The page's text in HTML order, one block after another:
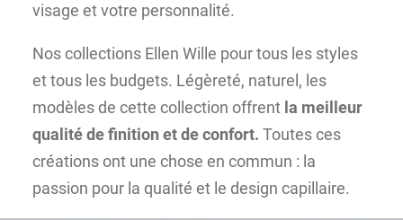
visage et votre personnalité.
Nos collections Ellen Wille pour tous les styles
et tous les budgets. Légèreté, naturel, les
modèles de cette collection offrent la meilleur
qualité de finition et de confort. Toutes ces
créations ont une chose en commun : la
passion pour la qualité et le design capillaire.